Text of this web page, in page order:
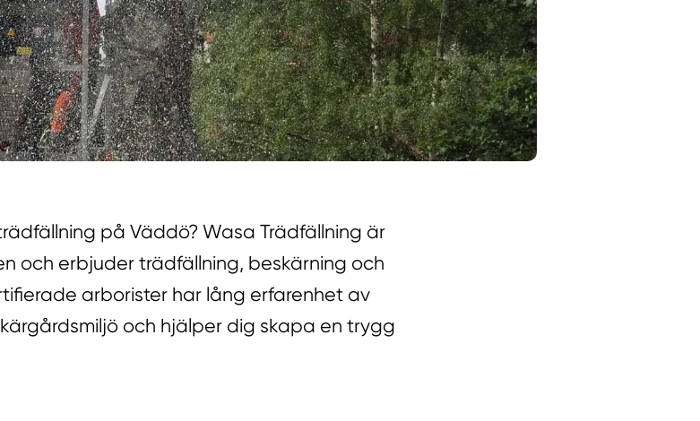
på Väddö? Wasa Trädfällning är
och erbjuder trädfällning, beskärning och
arborister har lång erfarenhet av
och hjälper dig skapa en trygg